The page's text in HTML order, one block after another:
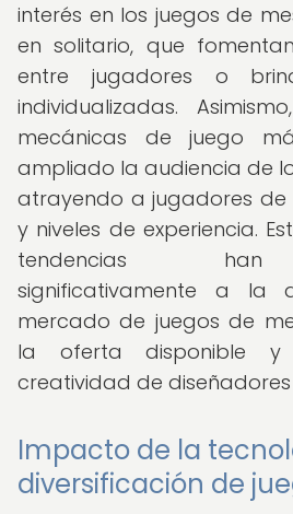
interés en los juegos de
en solitario, que
entre jugadores o
individualizadas.
mecánicas de juego
ampliado la audiencia de
atrayendo a jugadores
y niveles de experiencia.
tendencias han
significativamente a la
mercado de juegos de
la oferta disponible y
creatividad de diseñadores
Impacto de la
diversificación de